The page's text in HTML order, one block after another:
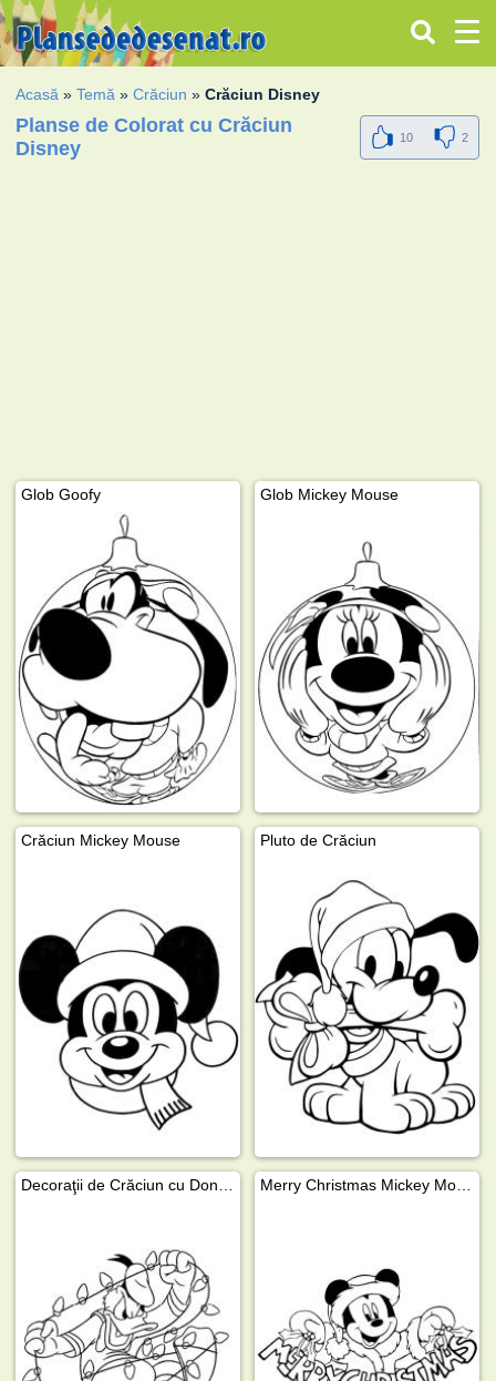
Acasă »Temă »Crăciun »Crăciun Disney
Planse de Colorat cu Crăciun
Disney
10 2
Glob Goofy Glob Mickey Mouse
Crăciun Mickey Mouse Pluto de Crăciun
Decoraţii de Crăciun cu Donald Duck Merry Christmas Mickey Mouse